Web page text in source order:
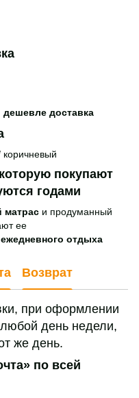
дешевле доставка
покупают
годами
матраси продуманный
ее
отдыха
Возврат
при оформлении
день недели,
же день.
по всей